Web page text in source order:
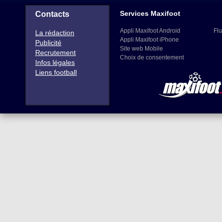
Contacts
La rédaction
Publicité
Recrutement
Infos légales
Liens football
Services Maxifoot
Appli Maxifoot Android
Appli Maxifoot iPhone
Site web Mobile
Choix de consentement